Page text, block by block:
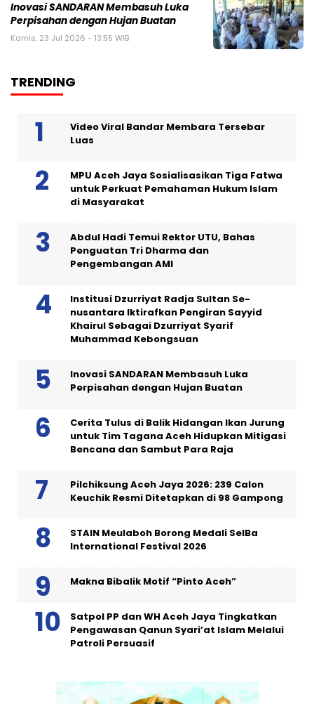
Inovasi SANDARAN Membasuh Luka
Perpisahan dengan Hujan Buatan
Kamis, 23 Jul 2026 - 13:55 WIB
TRENDING
Video Viral Bandar Membara Tersebar
Luas
MPU Aceh Jaya Sosialisasikan Tiga Fatwa
untuk Perkuat Pemahaman Hukum Islam
di Masyarakat
Abdul Hadi Temui Rektor UTU, Bahas
Penguatan Tri Dharma dan
Pengembangan AMI
Institusi Dzurriyat Radja Sultan Se-
nusantara Iktirafkan Pengiran Sayyid
Khairul Sebagai Dzurriyat Syarif
Muhammad Kebongsuan
Inovasi SANDARAN Membasuh Luka
Perpisahan dengan Hujan Buatan
Cerita Tulus di Balik Hidangan Ikan Jurung
untuk Tim Tagana Aceh Hidupkan Mitigasi
Bencana dan Sambut Para Raja
Pilchiksung Aceh Jaya 2026: 239 Calon
Keuchik Resmi Ditetapkan di 98 Gampong
STAIN Meulaboh Borong Medali SeIBa
International Festival 2026
Makna Bibalik Motif “Pinto Aceh”
Satpol PP dan WH Aceh Jaya Tingkatkan
Pengawasan Qanun Syari’at Islam Melalui
Patroli Persuasif